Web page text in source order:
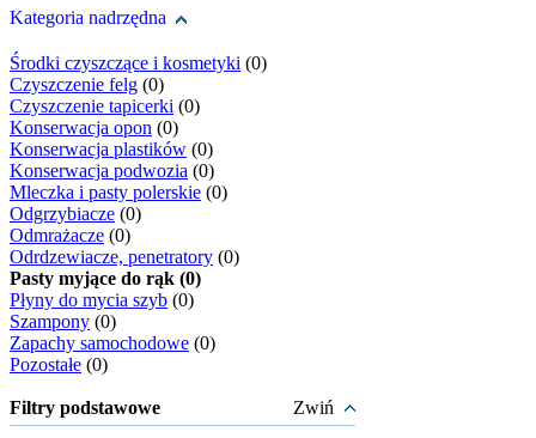
Kategoria nadrzędna
Środki czyszczące i kosmetyki (0)
Czyszczenie felg (0)
Czyszczenie tapicerki (0)
Konserwacja opon (0)
Konserwacja plastików (0)
Konserwacja podwozia (0)
Mleczka i pasty polerskie (0)
Odgrzybiacze (0)
Odmrażacze (0)
Odrdzewiacze, penetratory (0)
Pasty myjące do rąk (0)
Płyny do mycia szyb (0)
Szampony (0)
Zapachy samochodowe (0)
Pozostałe (0)
Filtry podstawowe Zwiń